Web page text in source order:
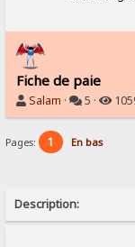
Fiche de paie
Salam · 5 ·
Pages: 1 En bas
Description: